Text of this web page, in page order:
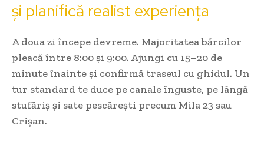
și planifică realist experiența
A doua zi începe devreme. Majoritatea bărcilor
pleacă între 8:00 și 9:00. Ajungi cu 15–20 de
minute înainte și confirmă traseul cu ghidul. Un
tur standard te duce pe canale înguste, pe lângă
stufăriș și sate pescărești precum Mila 23 sau
Crișan.